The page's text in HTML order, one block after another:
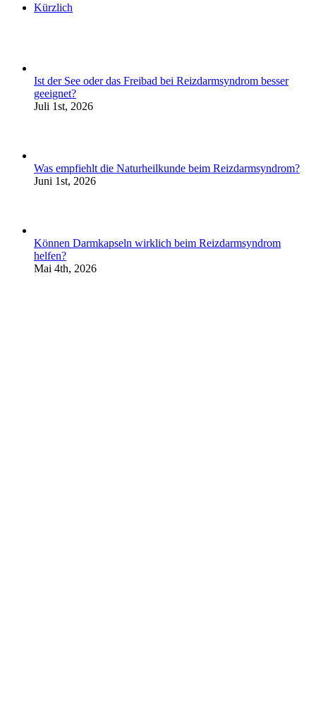
Kürzlich
Ist der See oder das Freibad bei Reizdarmsyndrom besser
geeignet?
Juli 1st, 2026
Was empfiehlt die Naturheilkunde beim Reizdarmsyndrom?
Juni 1st, 2026
Können Darmkapseln wirklich beim Reizdarmsyndrom
helfen?
Mai 4th, 2026